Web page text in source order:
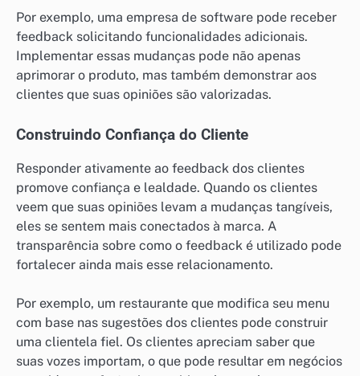
Por exemplo, uma empresa de software pode receber
feedback solicitando funcionalidades adicionais.
Implementar essas mudanças pode não apenas
aprimorar o produto, mas também demonstrar aos
clientes que suas opiniões são valorizadas.
Construindo Confiança do Cliente
Responder ativamente ao feedback dos clientes
promove confiança e lealdade. Quando os clientes
veem que suas opiniões levam a mudanças tangíveis,
eles se sentem mais conectados à marca. A
transparência sobre como o feedback é utilizado pode
fortalecer ainda mais esse relacionamento.
Por exemplo, um restaurante que modifica seu menu
com base nas sugestões dos clientes pode construir
uma clientela fiel. Os clientes apreciam saber que
suas vozes importam, o que pode resultar em negócios